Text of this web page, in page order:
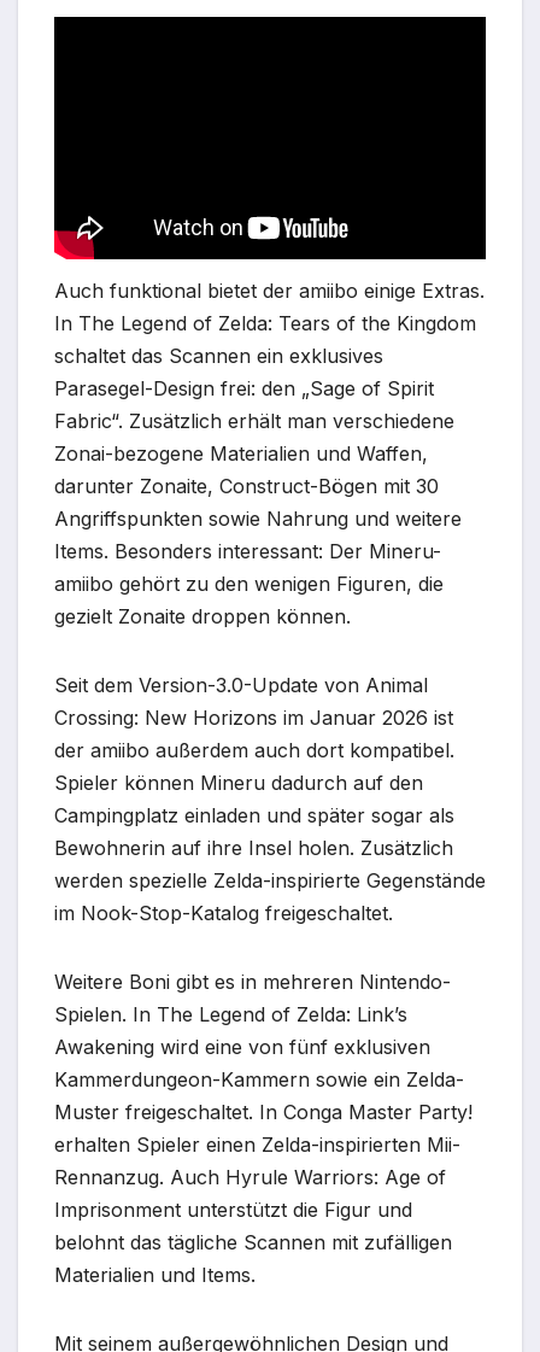
Auch funktional bietet der amiibo einige Extras.
In The Legend of Zelda: Tears of the Kingdom
schaltet das Scannen ein exklusives
Parasegel-Design frei: den „Sage of Spirit
Fabric“. Zusätzlich erhält man verschiedene
Zonai-bezogene Materialien und Waffen,
darunter Zonaite, Construct-Bögen mit 30
Angriffspunkten sowie Nahrung und weitere
Items. Besonders interessant: Der Mineru-
amiibo gehört zu den wenigen Figuren, die
gezielt Zonaite droppen können.
Seit dem Version-3.0-Update von Animal
Crossing: New Horizons im Januar 2026 ist
der amiibo außerdem auch dort kompatibel.
Spieler können Mineru dadurch auf den
Campingplatz einladen und später sogar als
Bewohnerin auf ihre Insel holen. Zusätzlich
werden spezielle Zelda-inspirierte Gegenstände
im Nook-Stop-Katalog freigeschaltet.
Weitere Boni gibt es in mehreren Nintendo-
Spielen. In The Legend of Zelda: Link’s
Awakening wird eine von fünf exklusiven
Kammerdungeon-Kammern sowie ein Zelda-
Muster freigeschaltet. In Conga Master Party!
erhalten Spieler einen Zelda-inspirierten Mii-
Rennanzug. Auch Hyrule Warriors: Age of
Imprisonment unterstützt die Figur und
belohnt das tägliche Scannen mit zufälligen
Materialien und Items.
Mit seinem außergewöhnlichen Design und